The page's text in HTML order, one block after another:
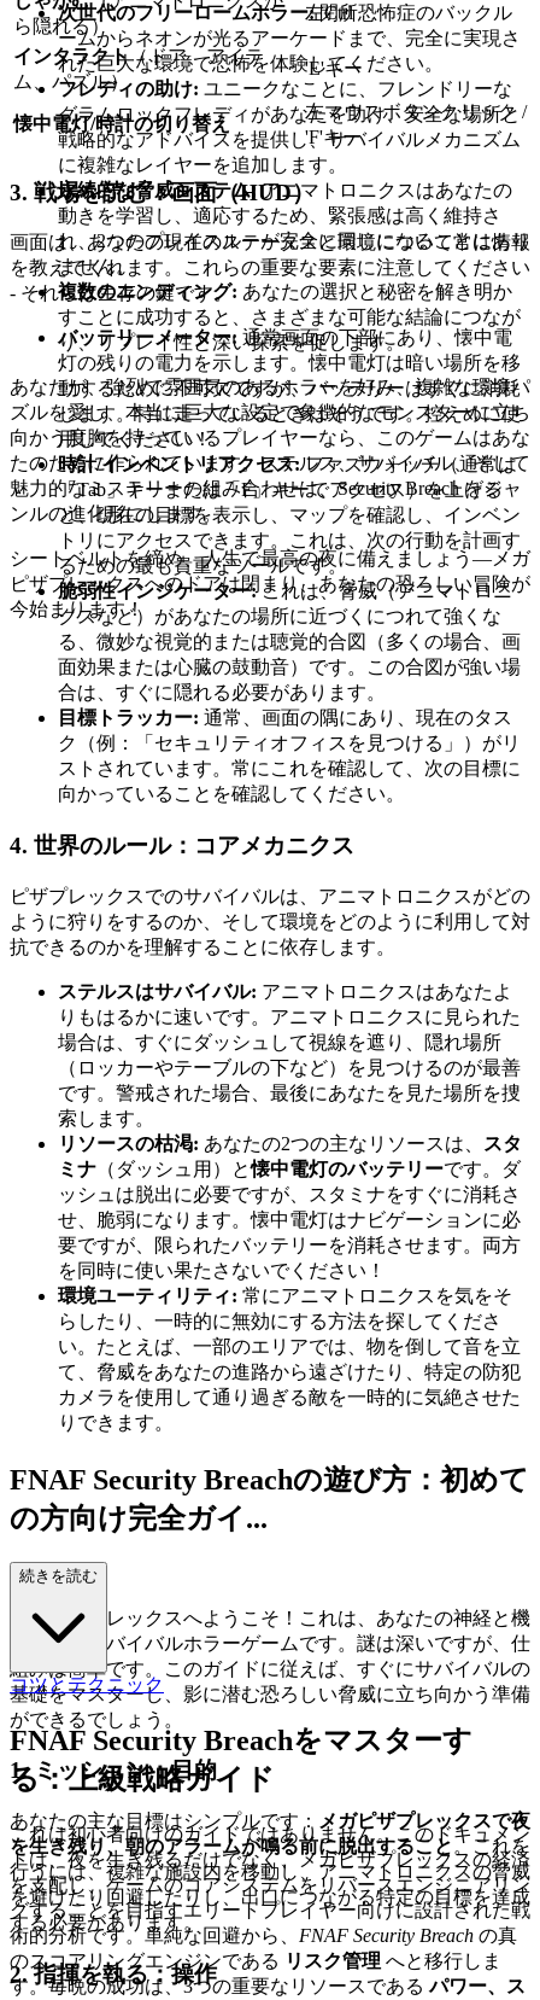
次世代のフリーロームホラー:閉所恐怖症のバックル
ームからネオンが光るアーケードまで、完全に実現さ
れた巨大な環境で恐怖を体験してください。
フレディの助け: ユニークなことに、フレンドリーな
グラムロックフレディがあなたを助け、安全な場所と
戦略的なアドバイスを提供し、サバイバルメカニズム
に複雑なレイヤーを追加します。
永続的な脅威システム:アニマトロニクスはあなたの
動きを学習し、適応するため、緊張感は高く維持さ
れ、2つのプレイスルーが完全に同じになることはあり
ません。
複数のエンディング: あなたの選択と秘密を解き明か
すことに成功すると、さまざまな可能な結論につなが
り、リプレイ性と深い探索を促します。
あなたが、強烈で雰囲気のあるホラーを好み、複雑な環境パ
ズルを愛し、本当に巨大な設定で象徴的なモンスターに立ち
向かう度胸を持っているプレイヤーなら、このゲームはあな
たのために作られています。ステルス、サバイバル、そして
魅力的なミステリーの組み合わせは、Security Breach をジャ
ンルの進化形にします。
シートベルトを締め、人生で最高の夜に備えましょう—メガ
ピザプレックスへのドアは閉まり、あなたの恐ろしい冒険が
今始まります！
ら隠れる）
左Ctrl
インタラクト（ドア、アイテ
ム、パズル）
'E'キー
懐中電灯/時計の切り替え
左マウスボタンクリック /
'F'キー
3. 戦場を読む：画面（HUD）
画面は、あなたの現在のステータスと環境について常に情報
を教えてくれます。これらの重要な要素に注意してください
- それらは生存の鍵です。
バッテリーメーター: 通常画面の下部にあり、懐中電
灯の残りの電力を示します。懐中電灯は暗い場所を移
動するために不可欠ですが、バッテリーはすぐに消耗
します。特に走っているときはそうです。控えめに使
用してください！
時計/インベントリアクセス:ファズウォッチ（通常は
「Tab」キーまたは「F」キーでアクセス）を上げる
と、現在の目標を表示し、マップを確認し、インベン
トリにアクセスできます。これは、次の行動を計画す
るための最も貴重なツールです。
脆弱性インジケーター:これは、脅威（アニマトロニ
クスなど）があなたの場所に近づくにつれて強くな
る、微妙な視覚的または聴覚的合図（多くの場合、画
面効果または心臓の鼓動音）です。この合図が強い場
合は、すぐに隠れる必要があります。
目標トラッカー: 通常、画面の隅にあり、現在のタス
ク（例：「セキュリティオフィスを見つける」）がリ
ストされています。常にこれを確認して、次の目標に
向かっていることを確認してください。
4. 世界のルール：コアメカニクス
ピザプレックスでのサバイバルは、アニマトロニクスがどの
ように狩りをするのか、そして環境をどのように利用して対
抗できるのかを理解することに依存します。
ステルスはサバイバル: アニマトロニクスはあなたよ
りもはるかに速いです。アニマトロニクスに見られた
場合は、すぐにダッシュして視線を遮り、隠れ場所
（ロッカーやテーブルの下など）を見つけるのが最善
です。警戒された場合、最後にあなたを見た場所を捜
索します。
リソースの枯渇: あなたの2つの主なリソースは、
スタ
ミナ （ダッシュ用）と懐中電灯のバッテリーです。ダ
ッシュは脱出に必要ですが、スタミナをすぐに消耗さ
せ、脆弱になります。懐中電灯はナビゲーションに必
要ですが、限られたバッテリーを消耗させます。両方
を同時に使い果たさないでください！
環境ユーティリティ: 常にアニマトロニクスを気をそ
らしたり、一時的に無効にする方法を探してくださ
い。たとえば、一部のエリアでは、物を倒して音を立
て、脅威をあなたの進路から遠ざけたり、特定の防犯
カメラを使用して通り過ぎる敵を一時的に気絶させた
りできます。
FNAF Security Breachの遊び方：初めて
の方向け完全ガイ...
ド
メガピザプレックスへようこそ！これは、あなたの神経と機
転を試すサバイバルホラーゲームです。謎は深いですが、仕
組みは簡単です。このガイドに従えば、すぐにサバイバルの
基礎をマスターし、影に潜む恐ろしい脅威に立ち向かう準備
ができるでしょう。
1. ミッション：目的
あなたの主な目標はシンプルです： メガピザプレックスで夜
を生き残り、朝のアラームが鳴る前に脱出すること 。これを
行うには、複雑な施設内を移動し、アニマトロニクスの脅威
を避けたり回避したりし、出口につながる特定の目標を達成
する必要があります。
2. 指揮を執る：操作
続きを読む
コツとテクニック
FNAF Security Breachをマスターす
る：上級戦略ガイド
これは初心者向けのガイドではありません。このドキュメン
トは、夜を生き残るだけでなく、メガピザプレックスの経済
を支配し、ゲームのコアシステムをリバースエンジニアリン
グすることを目指すエリートプレイヤー向けに設計された戦
術的分析です。単純な回避から、 FNAF Security Breach の真
のスコアリングエンジンである リスク管理 へと移行しま
す。毎晩の成功は、3つの重要なリソースであるパワー、ス